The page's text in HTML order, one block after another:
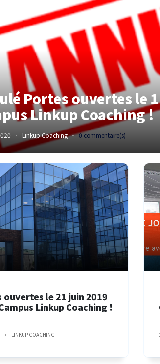
Portes ouvertes le
Linkup Coaching !
Linkup Coaching 0 commentaire(s)
ouvertes le 21 juin 2019
Linkup Coaching !
LINKUP COACHING